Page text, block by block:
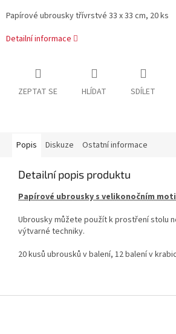
Papírové ubrousky třívrstvé 33 x 33 cm, 20 ks
Detailní informace
ZEPTAT SE HLÍDAT SDÍLET
Popis Diskuze Ostatní informace
Detailní popis produktu
Papírové ubrousky s velikonočním
Ubrousky můžete použít k prostření stolu
výtvarné techniky.
20 kusů ubrousků v balení, 12 balení v